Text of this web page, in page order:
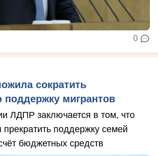
0
сократить
поддержку мигрантов
ЛДПР заключается в том, что
поддержку семей
бюджетных средств